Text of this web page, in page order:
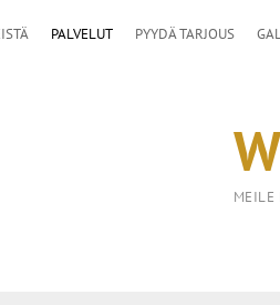
PALVELUT PYYDÄ TARJOUS
MEILE